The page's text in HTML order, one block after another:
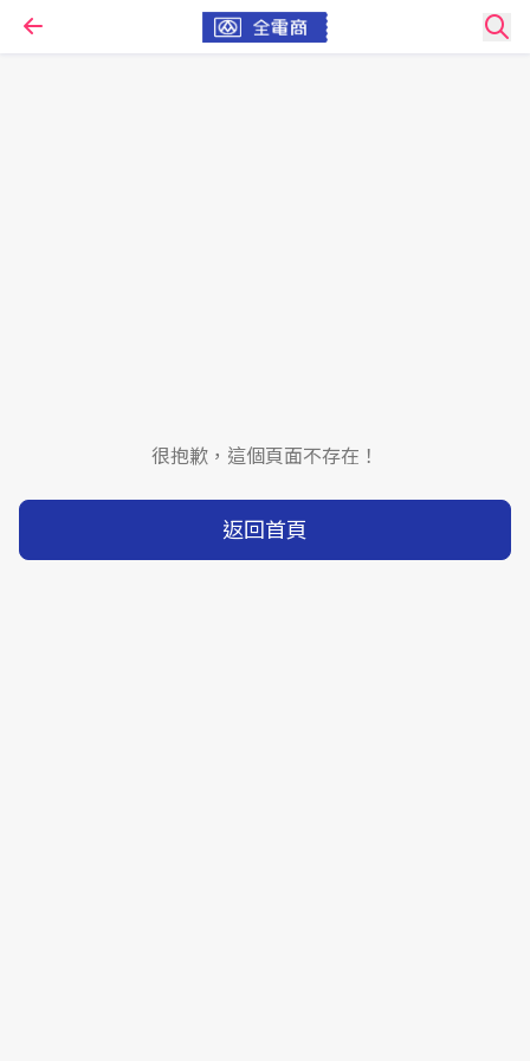
很抱歉，這個頁面不存在！
返回首頁